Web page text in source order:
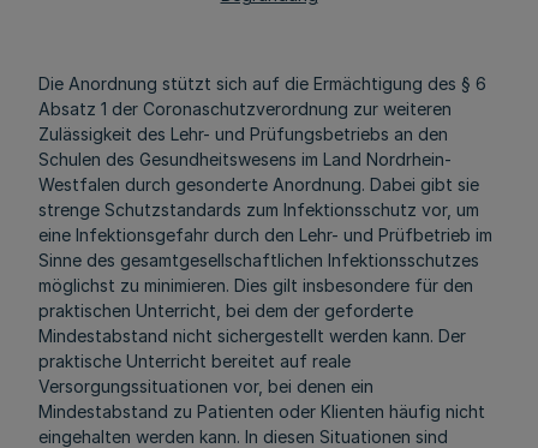
Die Anordnung stützt sich auf die Ermächtigung des § 6
Absatz 1 der Coronaschutzverordnung zur weiteren
Zulässigkeit des Lehr- und Prüfungsbetriebs an den
Schulen des Gesundheitswesens im Land Nordrhein-
Westfalen durch gesonderte Anordnung. Dabei gibt sie
strenge Schutzstandards zum Infektionsschutz vor, um
eine Infektionsgefahr durch den Lehr- und Prüfbetrieb im
Sinne des gesamtgesellschaftlichen Infektionsschutzes
möglichst zu minimieren. Dies gilt insbesondere für den
praktischen Unterricht, bei dem der geforderte
Mindestabstand nicht sichergestellt werden kann. Der
praktische Unterricht bereitet auf reale
Versorgungssituationen vor, bei denen ein
Mindestabstand zu Patienten oder Klienten häufig nicht
eingehalten werden kann. In diesen Situationen sind